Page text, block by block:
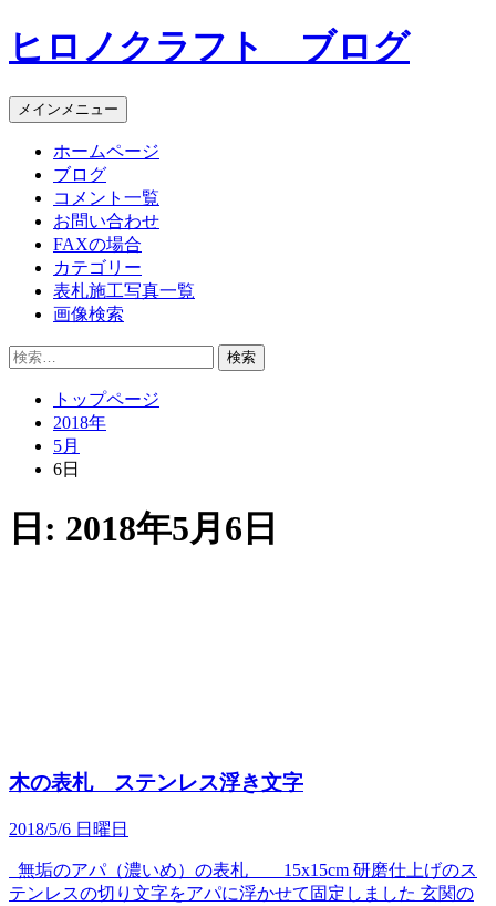
コ
ン
ン
ツ
ヒロノクラフト ブログ
メインメニュー
ホームページ
ブログ
コメント一覧
お問い合わせ
FAXの場合
カテゴリー
表札施工写真一覧
画像検索
検
トップページ
2018年
5月
6日
日: 2018年5月6日
木の表札 ステンレス浮き文字
2018/5/6 日曜日
無垢のアパ（濃いめ）の表札 15x15cm 研磨仕上げのス
テンレスの切り文字をアパに浮かせて固定しました 玄関の